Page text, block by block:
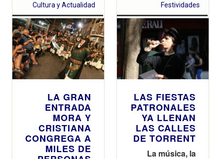
Cultura y Actualidad
LA GRAN
ENTRADA
MORA Y
CRISTIANA
CONGREGA A
MILES DE
Festividades
LAS FIESTAS
PATRONALES
YA LLENAN
LAS CALLES
DE TORRENT
La música, la